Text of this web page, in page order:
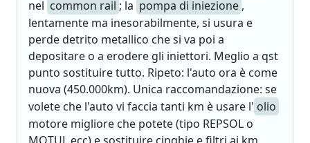
nel common rail ; la pompa di iniezione ,
lentamente ma inesorabilmente, si usura e
perde detrito metallico che si va poi a
depositare o a erodere gli iniettori. Meglio a qst
punto sostituire tutto. Ripeto: l'auto ora è come
nuova (450.000km). Unica raccomandazione: se
volete che l'auto vi faccia tanti km è usare l' olio
motore migliore che potete (tipo REPSOL o